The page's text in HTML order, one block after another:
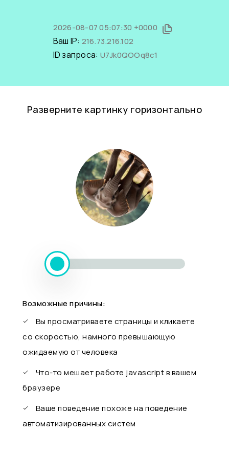
2026-08-07 05:07:30 +0000
Ваш IP: 216.73.216.102
ID запроса: U7Jk0QOOq8c1
Разверните картинку горизонтально
Возможные причины:
Вы просматриваете страницы и кликаете
со скоростью, намного превышающую
ожидаемую от человека
Что-то мешает работе javascript в вашем
браузере
Ваше поведение похоже на поведение
автоматизированных систем